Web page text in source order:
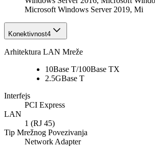
Microsoft Windows Server 2019, Mi
Konektivnost4
Arhitektura LAN Mreže
10Base T/100Base TX
2.5GBase T
Interfejs
PCI Express
LAN
1 (RJ 45)
Tip Mrežnog Povezivanja
Network Adapter